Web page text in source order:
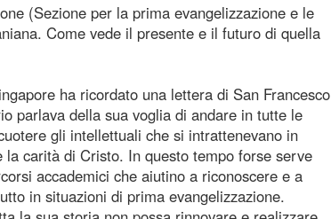
(Sezione per la prima evangelizzazione e le
Come vede il presente e il futuro di quella
ha ricordato una lettera di San Francesco
parlava della sua voglia di andare in tutte le
gli intellettuali che si intrattenevano in
carità di Cristo. In questo tempo forse serve
accademici che aiutino a riconoscere e a
in situazioni di prima evangelizzazione.